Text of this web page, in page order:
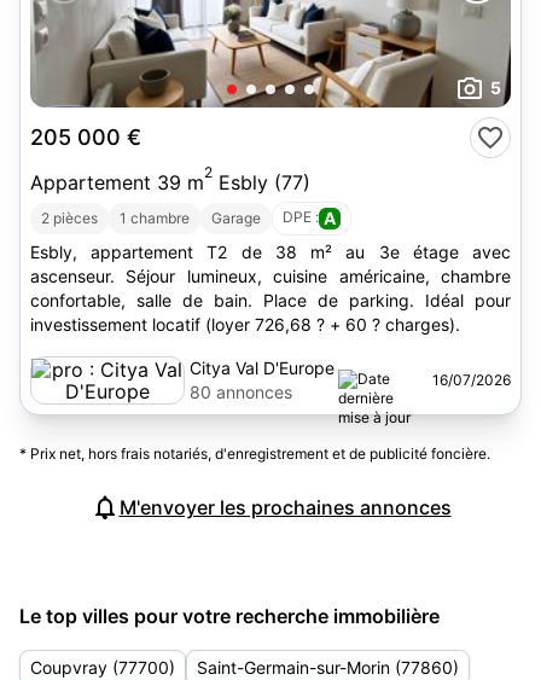
5
205 000 €
Appartement 39 m2 Esbly (77)
2 pièces 1 chambre Garage DPE : A
Esbly, appartement T2 de 38 m² au 3e étage avec
ascenseur. Séjour lumineux, cuisine américaine, chambre
confortable, salle de bain. Place de parking. Idéal pour
investissement locatif (loyer 726,68 ? + 60 ? charges).
Citya Val D'Europe
80 annonces
16/07/2026
* Prix net, hors frais notariés, d'enregistrement et de publicité foncière.
M'envoyer les prochaines annonces
Le top villes pour votre recherche immobilière
Coupvray (77700)
Saint-Germain-sur-Morin (77860)